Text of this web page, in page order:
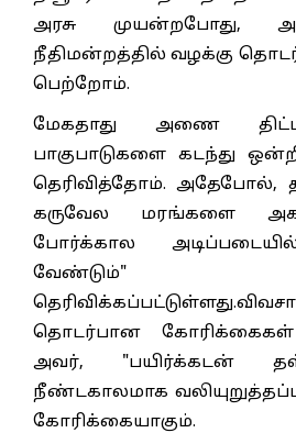
அரசு முயன்றபோது,
நீதிமன்றத்தில் வழக்கு
பெற்றோம்.
மேகதாது அணை
பாகுபாடுகளை கடந்து
தெரிவித்தோம். அதேபோல்,
கருவேல மரங்களை
போர்க்கால
வேண்டும்"
தொடர்பான கோரிக்கைகள்
அவர், "பயிர்க்கடன்
நீண்டகாலமாக
கோரிக்கையாகும்.